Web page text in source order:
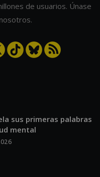
de usuarios. Únase
sus primeras palabras
mental